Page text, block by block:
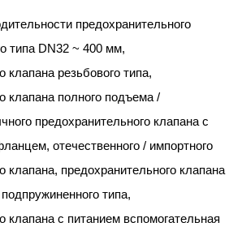
предохранительного
типа DN32 ~ 400 мм,
клапана резьбового типа,
клапана полного подъема /
предохранительного клапана с
отечественного / импортного
клапана, предохранительного клапана
типа,
клапана с питанием вспомогательная